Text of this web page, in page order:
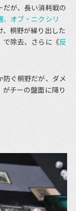
が、長い消耗戦の
、オブ・ニクシリ
桐野が繰り出した
で除去、さらに《反
ぐ桐野だが、ダメ
がチーの盤面に降り